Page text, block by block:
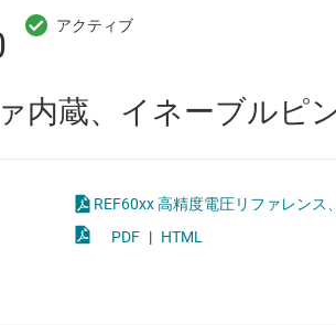
RF とマイクロ波
インターフェイス
クロックとタイミング
DDR
LED
内蔵、イネーブルピ
REF60xx 高精度電圧リファレンス
PDF | HTML